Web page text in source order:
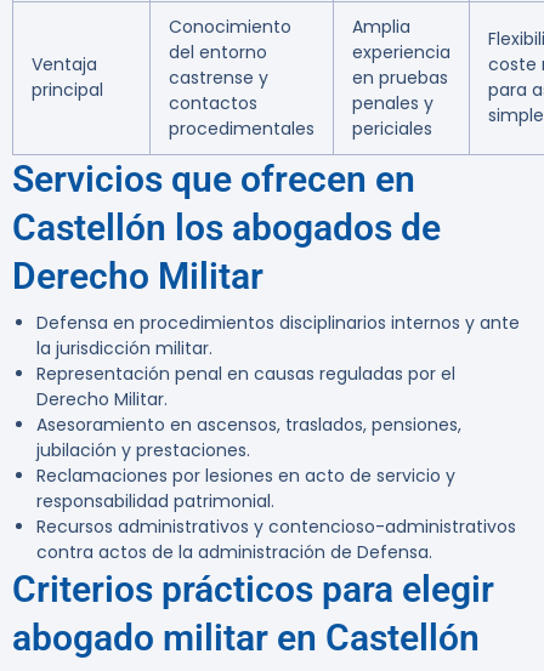
Ventaja
principal
Conocimiento
del entorno
castrense y
contactos
procedimentales
Amplia
experiencia
en pruebas
penales y
periciales
coste
para
Servicios que ofrecen en
Castellón los abogados de
Derecho Militar
Defensa en procedimientos disciplinarios internos y ante
la jurisdicción militar.
Representación penal en causas reguladas por el
Derecho Militar.
Asesoramiento en ascensos, traslados, pensiones,
jubilación y prestaciones.
Reclamaciones por lesiones en acto de servicio y
responsabilidad patrimonial.
Recursos administrativos y contencioso-administrativos
contra actos de la administración de Defensa.
Criterios prácticos para elegir
abogado militar en Castellón